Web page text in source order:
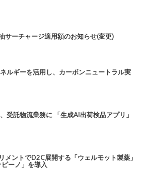
ーチャージ適用額のお知らせ(変更)
ルギーを活用し、カーボンニュートラル実
受託物流業務に 「生成AI出荷検品アプリ」
メントでD2C展開する「ウェルモット製薬」
ーノ」を導入